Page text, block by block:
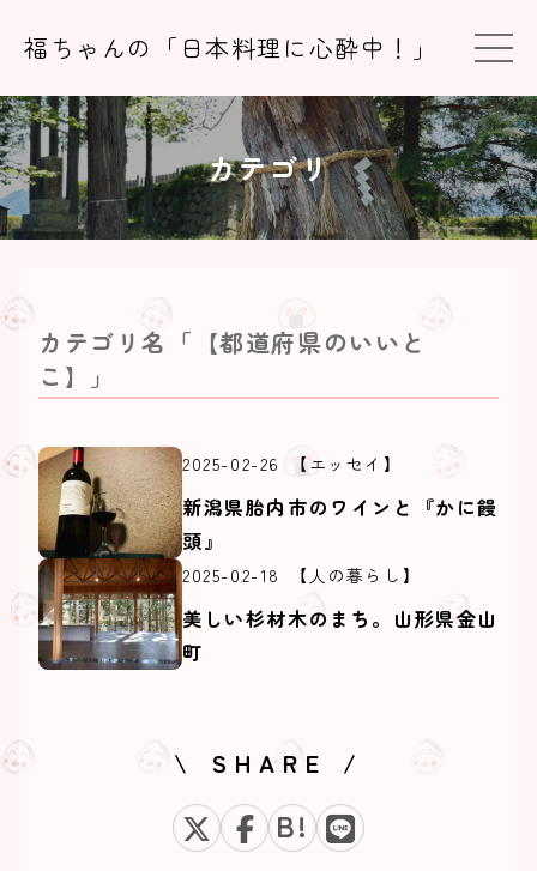
福ちゃんの「日本料理に心酔中！」
カテゴリ名「【都道府県のいいと
こ】」
2025-02-26 【エッセイ】
新潟県胎内市のワインと『かに饅
頭』
2025-02-18 【人の暮らし】
美しい杉材木のまち。山形県金山
町
\ SHARE /
B!